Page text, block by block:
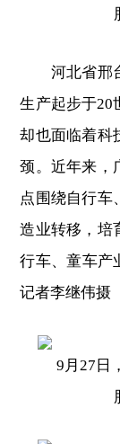
河北省邢台
生产起步于20
却也面临着科
颈。近年来，
点围绕自行车
造业转移，培
行车、童车产
记者李继伟摄
9月27日